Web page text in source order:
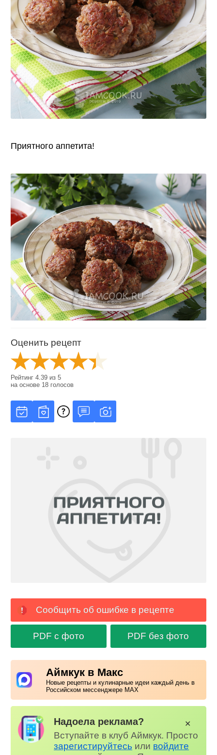
Приятного аппетита!
Оценить рецепт
Рейтинг4.39 из5
на основе 18 голосов
Сообщить об ошибке в рецепте
PDF с фото PDF без фото
Аймкук в Макс
Новые рецепты и кулинарные идеи каждый день в
Российском мессенджере MAX
Надоела реклама?
Вступайте в клуб Аймкук. Просто
зарегистируйтесь или войдите
✕